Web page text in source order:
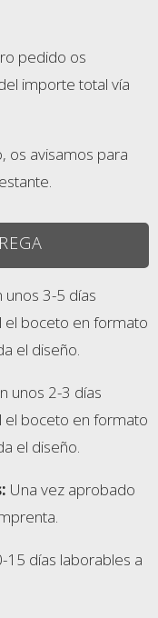
pedido os
importe total vía
os avisamos para
unos 3-5 días
el boceto en formato
el diseño.
unos 2-3 días
el boceto en formato
el diseño.
Una vez aprobado
15 días laborables a